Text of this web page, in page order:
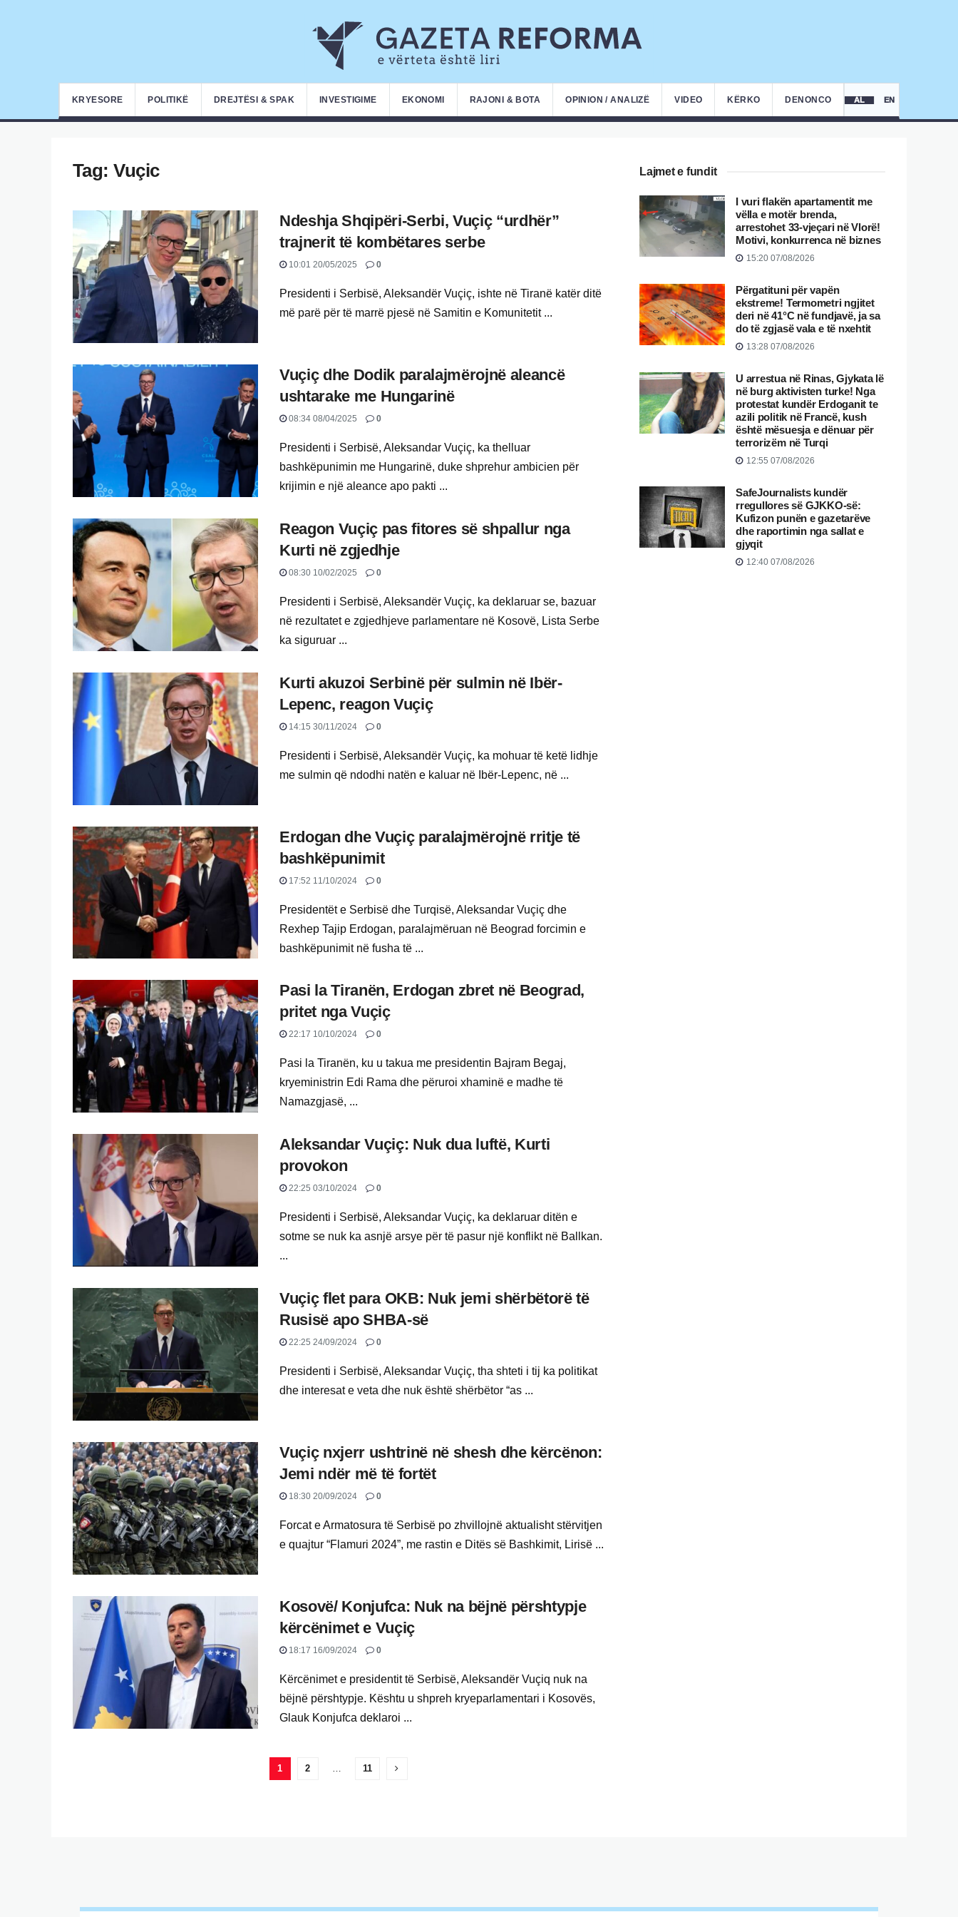
KRYESORE POLITIKË DREJTËSI & SPAK INVESTIGIME EKONOMI RAJONI & BOTA OPINION / ANALIZË VIDEO KËRKO DENONCO AL EN
Tag:Vuçic
Ndeshja Shqipëri-Serbi, Vuçiç “urdhër”
trajnerit të kombëtares serbe
10:01 20/05/2025 0
Presidenti i Serbisë, Aleksandër Vuçiç, ishte në Tiranë katër ditë
më parë për të marrë pjesë në Samitin e Komunitetit ...
Vuçiç dhe Dodik paralajmërojnë aleancë
ushtarake me Hungarinë
08:34 08/04/2025 0
Presidenti i Serbisë, Aleksandar Vuçiç, ka thelluar
bashkëpunimin me Hungarinë, duke shprehur ambicien për
krijimin e një aleance apo pakti ...
Reagon Vuçiç pas fitores së shpallur nga
Kurti në zgjedhje
08:30 10/02/2025 0
Presidenti i Serbisë, Aleksandër Vuçiç, ka deklaruar se, bazuar
në rezultatet e zgjedhjeve parlamentare në Kosovë, Lista Serbe
ka siguruar ...
Kurti akuzoi Serbinë për sulmin në Ibër-
Lepenc, reagon Vuçiç
14:15 30/11/2024 0
Presidenti i Serbisë, Aleksandër Vuçiç, ka mohuar të ketë lidhje
me sulmin që ndodhi natën e kaluar në Ibër-Lepenc, në ...
Erdogan dhe Vuçiç paralajmërojnë rritje të
bashkëpunimit
17:52 11/10/2024 0
Presidentët e Serbisë dhe Turqisë, Aleksandar Vuçiç dhe
Rexhep Tajip Erdogan, paralajmëruan në Beograd forcimin e
bashkëpunimit në fusha të ...
Pasi la Tiranën, Erdogan zbret në Beograd,
pritet nga Vuçiç
22:17 10/10/2024 0
Pasi la Tiranën, ku u takua me presidentin Bajram Begaj,
kryeministrin Edi Rama dhe përuroi xhaminë e madhe të
Namazgjasë, ...
Aleksandar Vuçiç: Nuk dua luftë, Kurti
provokon
22:25 03/10/2024 0
Presidenti i Serbisë, Aleksandar Vuçiç, ka deklaruar ditën e
sotme se nuk ka asnjë arsye për të pasur një konflikt në Ballkan.
...
Vuçiç flet para OKB: Nuk jemi shërbëtorë të
Rusisë apo SHBA-së
22:25 24/09/2024 0
Presidenti i Serbisë, Aleksandar Vuçiç, tha shteti i tij ka politikat
dhe interesat e veta dhe nuk është shërbëtor “as ...
Vuçiç nxjerr ushtrinë në shesh dhe kërcënon:
Jemi ndër më të fortët
18:30 20/09/2024 0
Forcat e Armatosura të Serbisë po zhvillojnë aktualisht stërvitjen
e quajtur “Flamuri 2024”, me rastin e Ditës së Bashkimit, Lirisë ...
Kosovë/ Konjufca: Nuk na bëjnë përshtypje
kërcënimet e Vuçiç
18:17 16/09/2024 0
Kërcënimet e presidentit të Serbisë, Aleksandër Vuçiq nuk na
bëjnë përshtypje. Kështu u shpreh kryeparlamentari i Kosovës,
Glauk Konjufca deklaroi ...
1 2 11
Lajmet e fundit
I vuri flakën apartamentit me
vëlla e motër brenda,
arrestohet 33-vjeçari në Vlorë!
Motivi, konkurrenca në biznes
15:20 07/08/2026
Përgatituni për vapën
ekstreme! Termometri ngjitet
deri në 41°C në fundjavë, ja sa
do të zgjasë vala e të nxehtit
13:28 07/08/2026
U arrestua në Rinas, Gjykata lë
në burg aktivisten turke! Nga
protestat kundër Erdoganit te
azili politik në Francë, kush
është mësuesja e dënuar për
terrorizëm në Turqi
12:55 07/08/2026
SafeJournalists kundër
rregullores së GJKKO-së:
Kufizon punën e gazetarëve
dhe raportimin nga sallat e
gjyqit
12:40 07/08/2026